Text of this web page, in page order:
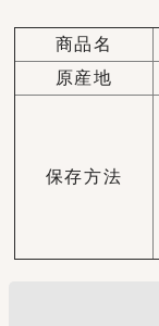
商品名
原産地
保存方法